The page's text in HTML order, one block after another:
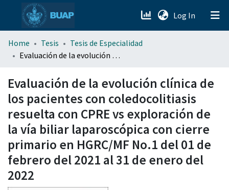
Log In (current)
menu.section.about_menu
Home Tesis
Tesis de Especialidad
Evaluación de la evolución clínica de los pacientes con coledocolitiasis resuelta con CPRE vs exploración de la vía biliar laparoscópica con cierre primario en HGRC/MF No.1 del 01 de febrero del 2021 al 31 de enero del 2022
Evaluación de la evolución clínica de
los pacientes con coledocolitiasis
resuelta con CPRE vs exploración de
la vía biliar laparoscópica con cierre
primario en HGRC/MF No.1 del 01 de
febrero del 2021 al 31 de enero del
2022